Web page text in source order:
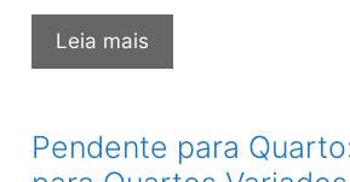
Leia mais
para
Dicas
Pendente para